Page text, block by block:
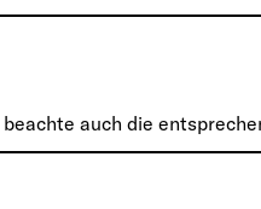
beachte auch die